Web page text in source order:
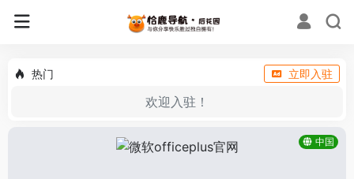
热门 立即入驻
欢迎入驻！
中国